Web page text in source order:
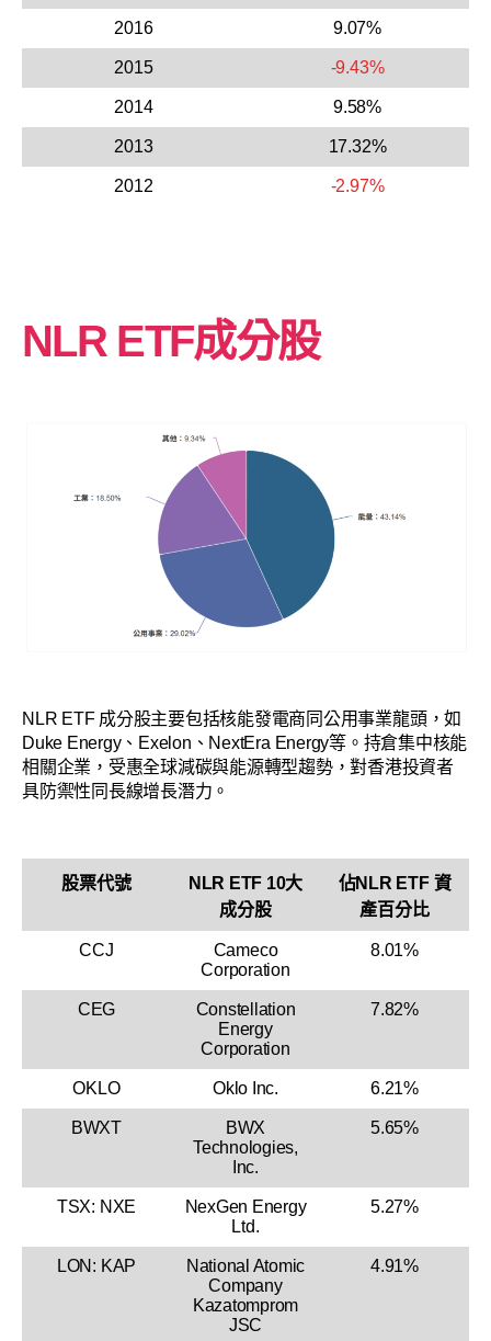
2016 9.07%
2015 -9.43%
2014 9.58%
2013 17.32%
2012 -2.97%
NLR ETF成分股
NLR ETF 成分股主要包括核能發電商同公用事業龍頭，如
Duke Energy、Exelon、NextEra Energy等。持倉集中核能
相關企業，受惠全球減碳與能源轉型趨勢，對香港投資者
具防禦性同長線增長潛力。
股票代號
NLR ETF 10大
成分股
佔NLR ETF 資
產百分比
CCJ
Cameco
Corporation
8.01%
CEG
Constellation
Energy
Corporation
7.82%
OKLO Oklo Inc. 6.21%
BWXT
BWX
Technologies,
Inc.
5.65%
TSX: NXE
NexGen Energy
Ltd.
5.27%
LON: KAP
National Atomic
Company
Kazatomprom
JSC
4.91%